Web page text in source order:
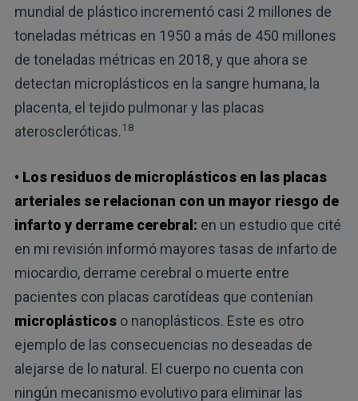
mundial de plástico incrementó casi 2 millones de
toneladas métricas en 1950 a más de 450 millones
de toneladas métricas en 2018, y que ahora se
detectan microplásticos en la sangre humana, la
placenta, el tejido pulmonar y las placas
ateroscleróticas.18
• Los residuos de microplásticos en las placas
arteriales se relacionan con un mayor riesgo de
infarto y derrame cerebral: en un estudio que cité
en mi revisión informó mayores tasas de infarto de
miocardio, derrame cerebral o muerte entre
pacientes con placas carotídeas que contenían
microplásticoso nanoplásticos. Este es otro
ejemplo de las consecuencias no deseadas de
alejarse de lo natural. El cuerpo no cuenta con
ningún mecanismo evolutivo para eliminar las